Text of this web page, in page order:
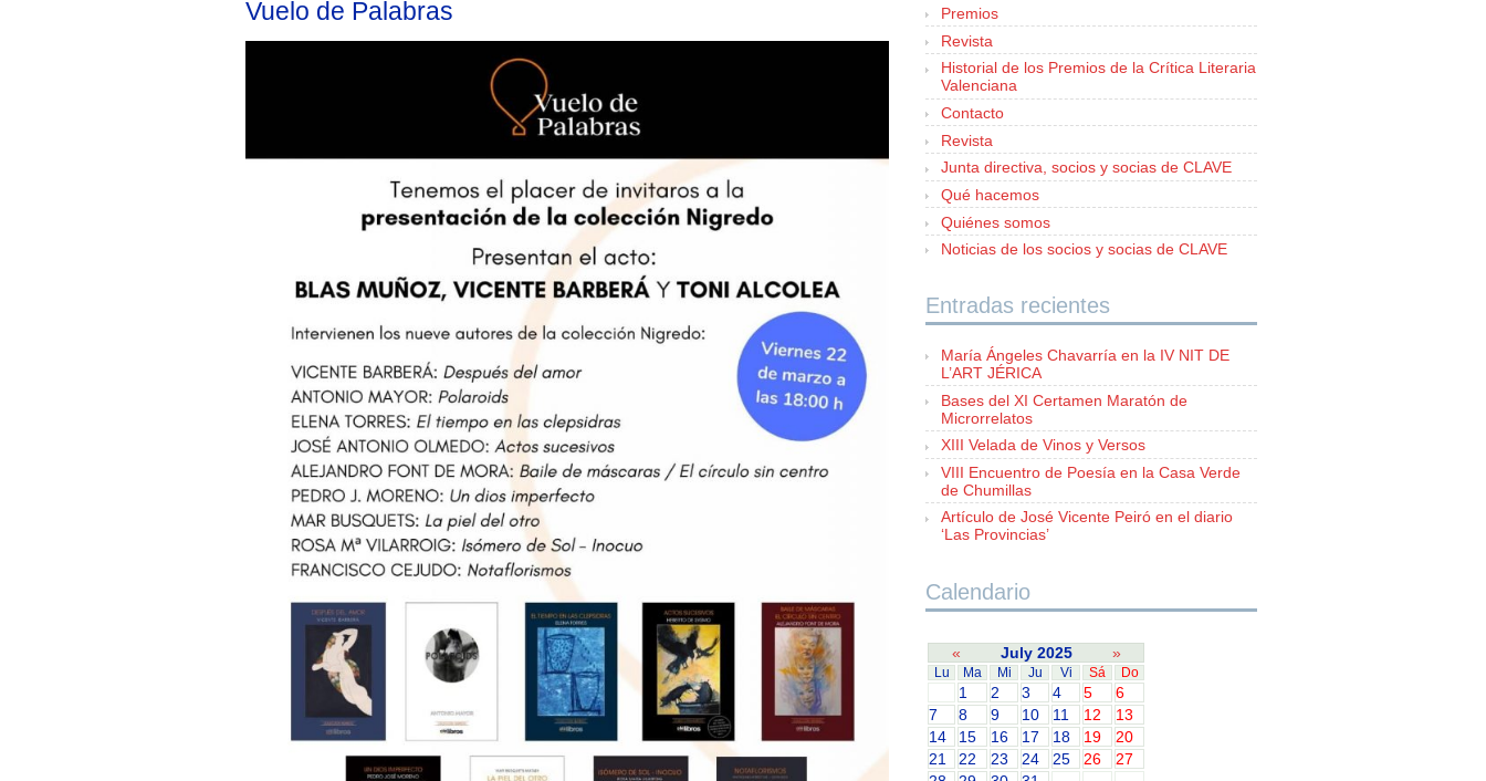
Vuelo de Palabras
Premios
Revista
Historial de los Premios de la Crítica Literaria
Valenciana
Contacto
Revista
Junta directiva, socios y socias de CLAVE
Qué hacemos
Quiénes somos
Noticias de los socios y socias de CLAVE
Entradas recientes
María Ángeles Chavarría en la IV NIT DE
L’ART JÉRICA
Bases del XI Certamen Maratón de
Microrrelatos
XIII Velada de Vinos y Versos
VIII Encuentro de Poesía en la Casa Verde
de Chumillas
Artículo de José Vicente Peiró en el diario
‘Las Provincias’
Calendario
« July 2025 »
Lu Ma Mi Ju Vi Sá Do
1 2 3 4 5
6
7
8 9 10 11 12
13
14
15 16 17 18 19
20
21
22 23 24 25 26
27